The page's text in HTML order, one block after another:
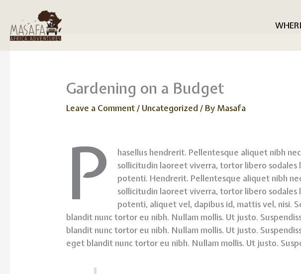
content
Gardening on a Budget
Leave a Comment/ Uncategorized/ By Masafa
P
hasellus hendrerit. Pellentesque aliquet nibh
sollicitudin laoreet viverra, tortor libero sodales
potenti. Hendrerit. Pellentesque aliquet nibh
sollicitudin laoreet viverra, tortor libero sodales
potenti, aliquet vel, dapibus id, mattis vel, nisi.
blandit nunc tortor eu nibh. Nullam mollis. Ut justo.
blandit nunc tortor eu nibh. Nullam mollis. Ut justo.
eget blandit nunc tortor eu nibh. Nullam mollis. Ut justo.